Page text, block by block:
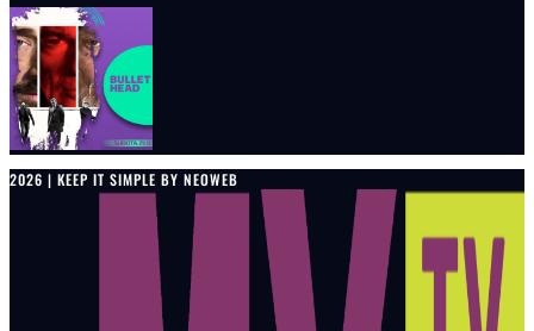
2026 | KEEP IT SIMPLE BY NEOWEB